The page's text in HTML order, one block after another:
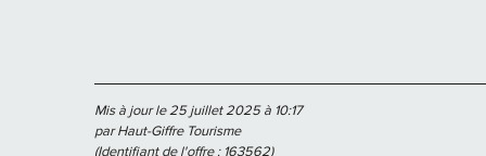
Mis à jour le 25 juillet 2025 à 10:17
par Haut-Giffre Tourisme
(Identifiant de l'offre : 163562)